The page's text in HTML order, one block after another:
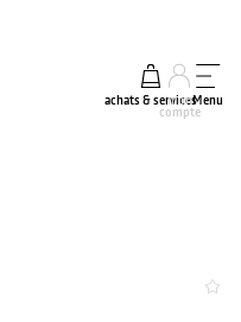
achats & services
mon
compte
Menu